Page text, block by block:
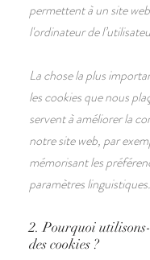
permettent à un site
l'ordinateur de
La chose la plus
les cookies que nous
servent à améliorer la
notre site web, par
mémorisant les
paramètres linguistiques.
2. Pourquoi
des cookies ?